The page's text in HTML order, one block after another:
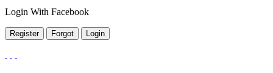
Login With Facebook